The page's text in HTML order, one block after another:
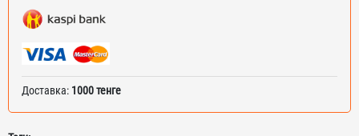
Доставка: 1000 тенге